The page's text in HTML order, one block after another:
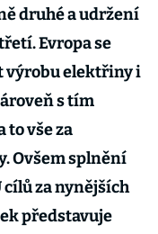
druhé a udržení
Evropa se
výrobu elektřiny i
s tím
vše za
Ovšem splnění
za nynějších
představuje